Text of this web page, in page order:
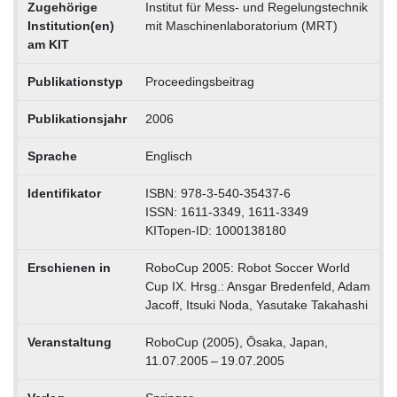
Zugehörige
Institution(en)
am KIT
Institut für Mess- und Regelungstechnik
mit Maschinenlaboratorium (MRT)
Publikationstyp Proceedingsbeitrag
Publikationsjahr 2006
Sprache Englisch
Identifikator
ISBN: 978-3-540-35437-6
ISSN: 1611-3349, 1611-3349
KITopen-ID: 1000138180
Erschienen in
RoboCup 2005: Robot Soccer World
Cup IX. Hrsg.: Ansgar Bredenfeld, Adam
Jacoff, Itsuki Noda, Yasutake Takahashi
Veranstaltung
RoboCup (2005), Ōsaka, Japan,
11.07.2005 – 19.07.2005